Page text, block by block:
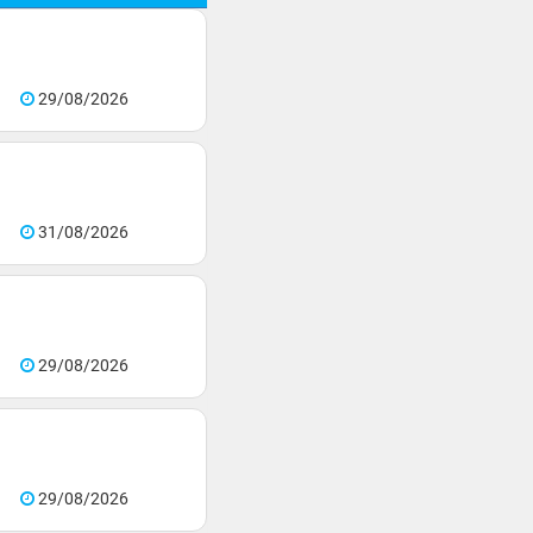
29/08/2026
31/08/2026
29/08/2026
29/08/2026